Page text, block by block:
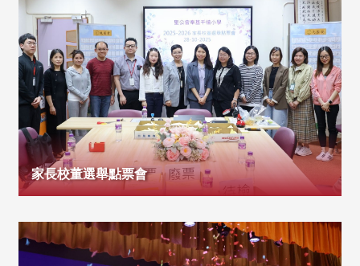
家長校董選舉點票會